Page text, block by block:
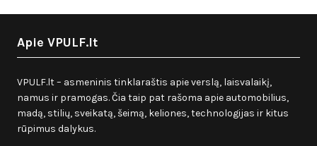
Apie VPULF.lt
VPULF.lt – asmeninis tinklaraštis apie verslą, laisvalaikį,
namus ir pramogas. Čia taip pat rašoma apie automobilius,
madą, stilių, sveikatą, šeimą, keliones, technologijas ir kitus
rūpimus dalykus.